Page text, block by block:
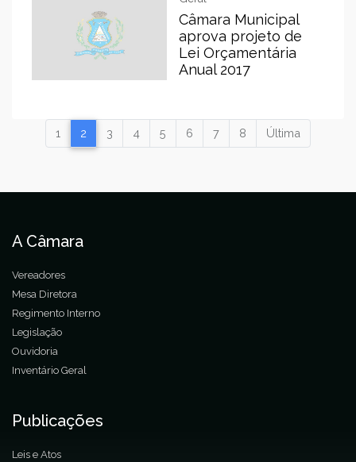
Câmara Municipal
aprova projeto de
Lei Orçamentária
Anual 2017
1 2 3 4 5 6 7 8 Última
A Câmara
Vereadores
Mesa Diretora
Regimento Interno
Legislação
Ouvidoria
Inventário Geral
Publicações
Leis e Atos